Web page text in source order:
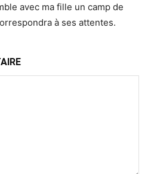
avec ma fille un camp de
à ses attentes.